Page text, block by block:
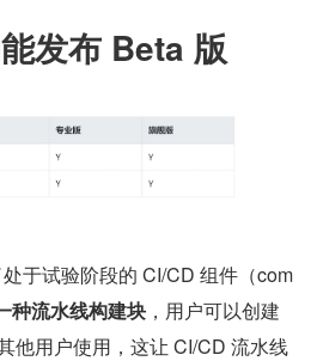
发布 Beta 版
于试验阶段的 CI/CD 组件（com
种流水线构建块 ，用户可以创建
他用户使用，这让 CI/CD 流水线